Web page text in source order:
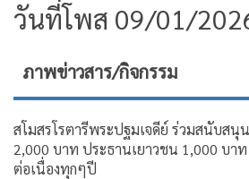
วันที่โพส 09/01/
ภาพข่าวสาร/กิจกรรม
สโมสรโรตารีพระปฐมเจดีย์ ร่วมสนับส
2,000 บาท ประธานเยาวชน 1,000 บา
ต่อเนื่องทุกๆปี